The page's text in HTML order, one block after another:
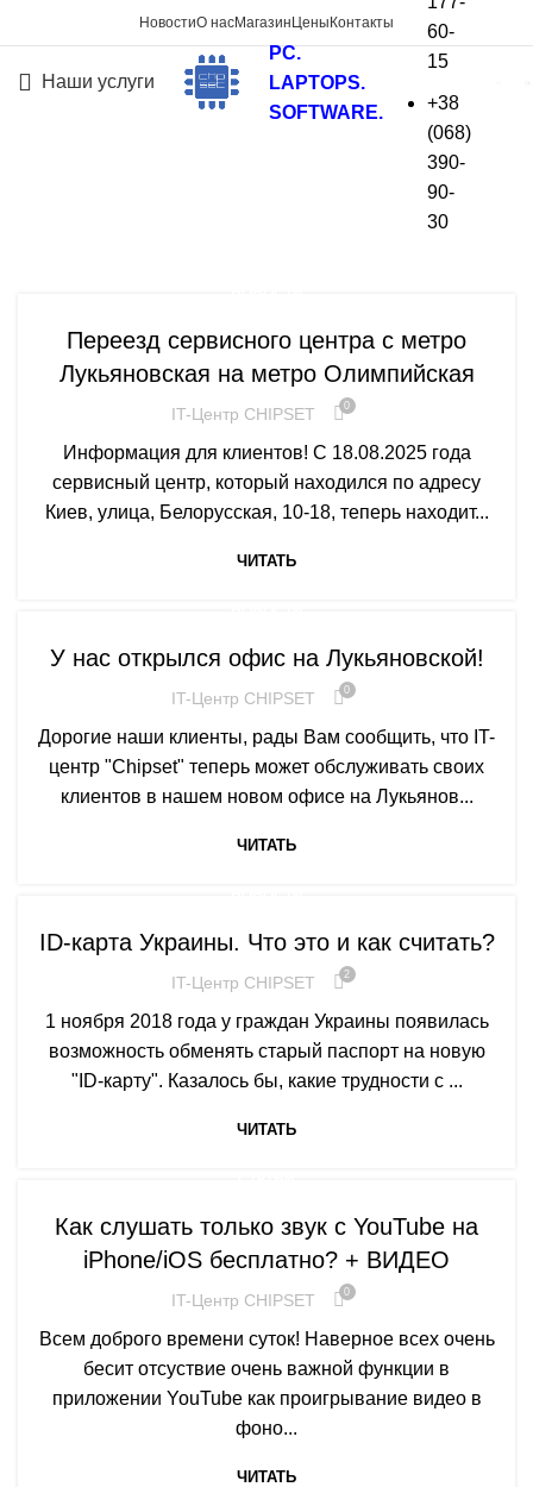
НовостиО насМагазин Цены Контакты
Наши услуги
PC.
LAPTOPS.
SOFTWARE.
60-
15
+38
(068)
390-
90-
30
Переезд сервисного центра с метро
Лукьяновская на метро Олимпийская
IT-Центр CHIPSET 0
Информация для клиентов! С 18.08.2025 года
сервисный центр, который находился по адресу
Киев, улица, Белорусская, 10-18, теперь находит...
ЧИТАТЬ
У нас открылся офис на Лукьяновской!
IT-Центр CHIPSET 0
Дорогие наши клиенты, рады Вам сообщить, что IT-
центр "Chipset" теперь может обслуживать своих
клиентов в нашем новом офисе на Лукьянов...
ЧИТАТЬ
ID-карта Украины. Что это и как считать?
IT-Центр CHIPSET 2
1 ноября 2018 года у граждан Украины появилась
возможность обменять старый паспорт на новую
"ID-карту". Казалось бы, какие трудности с ...
ЧИТАТЬ
Как слушать только звук с YouTube на
iPhone/iOS бесплатно? + ВИДЕО
IT-Центр CHIPSET 0
Всем доброго времени суток! Наверное всех очень
бесит отсуствие очень важной функции в
приложении YouTube как проигрывание видео в
фоно...
ЧИТАТЬ